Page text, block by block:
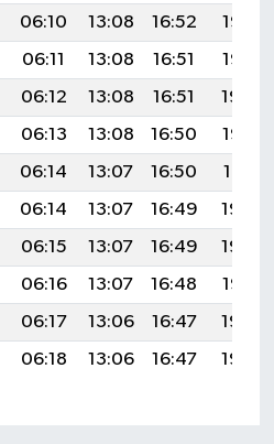
06:10 13:08 16:52
19:56
06:11 13:08 16:51
19:55
06:12 13:08 16:51
19:54
06:13 13:08 16:50
19:53
06:14 13:07 16:50
19:51
06:14 13:07 16:49
19:50
06:15 13:07 16:49
19:49
06:16 13:07 16:48
19:47
06:17 13:06 16:47
19:46
06:18 13:06 16:47 19:45